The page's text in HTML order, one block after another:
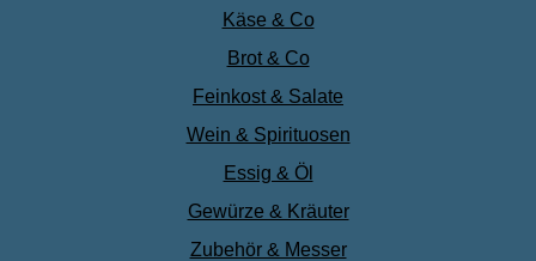
Käse & Co
Brot & Co
Feinkost & Salate
Wein & Spirituosen
Essig & Öl
Gewürze & Kräuter
Zubehör & Messer